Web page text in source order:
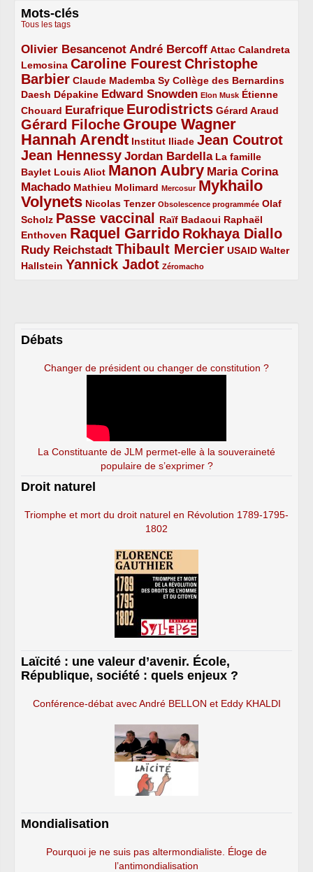
Mots-clés
Tous les tags
Olivier Besancenot
3/5 André Bercoff
3/5 Attac
2/5
Calandreta
Lemosina
2/5 Caroline Fourest
4/5
Christophe
Barbier
4/5 Claude Mademba Sy
2/5 Collège des Bernardins
2/5
Daesh
2/5 Dépakine
2/5 Edward Snowden
3/5 Elon Musk
1/5
Étienne
Chouard
2/5 Eurafrique
3/5 Eurodistricts
4/5 Gérard Araud
2/5
Gérard Filoche
4/5 Groupe Wagner
5/5
Hannah Arendt
5/5 Institut Iliade
2/5 Jean Coutrot
4/5
Jean Hennessy
4/5 Jordan Bardella
3/5
La famille
Baylet
2/5 Louis Aliot
2/5 Manon Aubry
5/5
Maria Corina
Machado
3/5 Mathieu Molimard
2/5 Mercosur
1/5
Mykhailo
Volynets
5/5 Nicolas Tenzer
2/5 Obsolescence programmée
1/5
Olaf
Scholz
2/5 Passe vaccinal
4/5 Raïf Badaoui
2/5
Raphaël
Enthoven
2/5 Raquel Garrido
5/5 Rokhaya Diallo
4/5
Rudy Reichstadt
3/5 Thibault Mercier
4/5 USAID
2/5
Walter
Hallstein
2/5 Yannick Jadot
4/5 Zéromacho
1/5
Débats
Changer de président ou changer de constitution ?
La Constituante de JLM permet-elle à la souveraineté
populaire de s’exprimer ?
Droit naturel
Triomphe et mort du droit naturel en Révolution 1789-1795-
1802
Laïcité : une valeur d’avenir. École,
République, société : quels enjeux ?
Conférence-débat avec André BELLON et Eddy KHALDI
Mondialisation
Pourquoi je ne suis pas altermondialiste. Éloge de
l’antimondialisation